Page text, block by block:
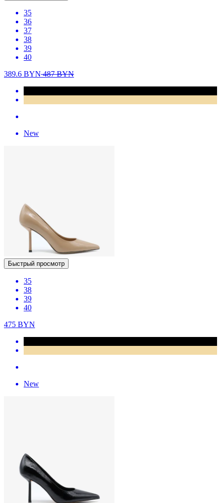
35
36
37
38
39
40
389.6 BYN487BYN
New
Быстрый просмотр
35
38
39
40
475 BYN
New